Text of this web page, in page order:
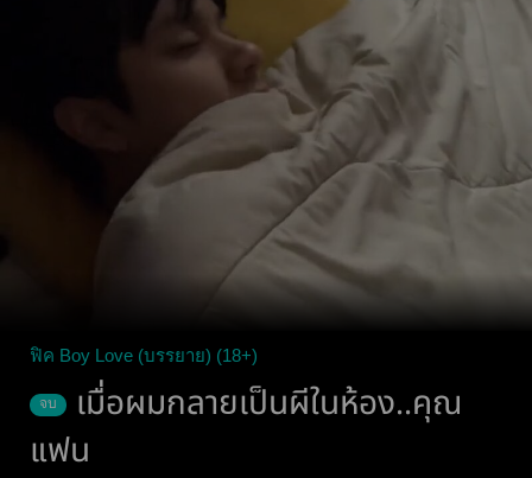
ฟิค Boy Love (บรรยาย) (18+)
จบ
เมื่อผมกลายเป็นผีในห้อง..คุณ
แฟน